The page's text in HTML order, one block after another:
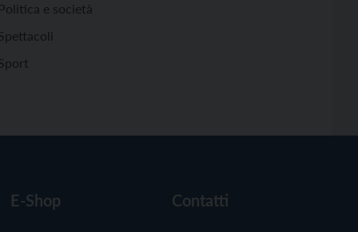
Politica e società
E-Shop Contatti